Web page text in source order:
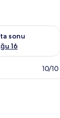
sonu
16
için
10/
Suite Double